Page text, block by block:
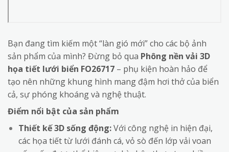
Bạn đang tìm kiếm một “làn gió mới” cho các bộ ảnh
sản phẩm của mình? Đừng bỏ qua Phông nền vải 3D
họa tiết lưới biển FO26717 – phụ kiện hoàn hảo để
tạo nên những khung hình mang đậm hơi thở của biển
cả, sự phóng khoáng và nghệ thuật.
Điểm nổi bật của sản phẩm
Thiết kế 3D sống động:Với công nghệ in hiện đại,
các họa tiết từ lưới đánh cá, vỏ sò đến lớp vải voan